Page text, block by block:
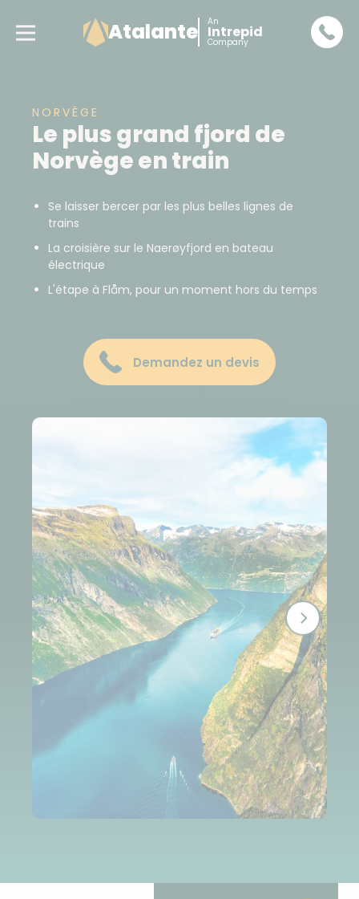
Atalante An
Intrepid
Company
NORVÈGE
Le plus grand fjord de
Norvège en train
Se laisser bercer par les plus belles lignes de
trains
La croisière sur le Naerøyfjord en bateau
électrique
L'étape à Flåm, pour un moment hors du temps
Demandez un devis